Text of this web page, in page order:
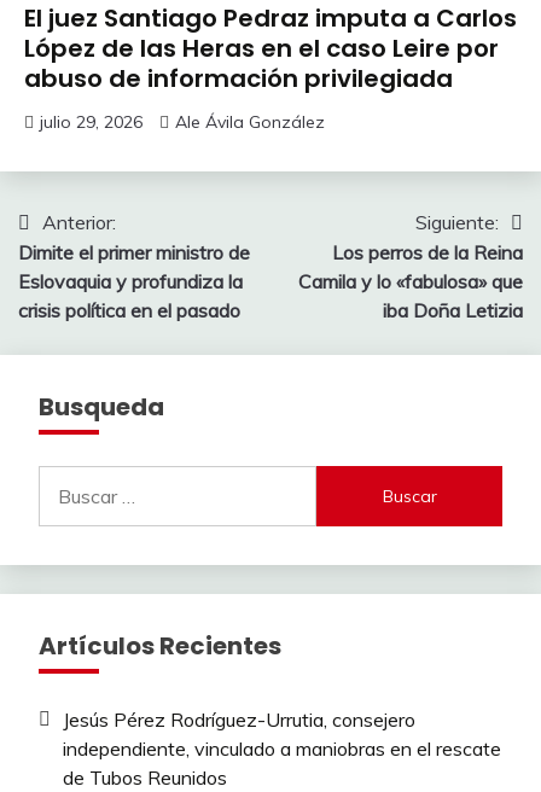
El juez Santiago Pedraz imputa a Carlos
López de las Heras en el caso Leire por
abuso de información privilegiada
julio 29, 2026 Ale Ávila González
Navegación
de
entradas
Anterior:
Dimite el primer ministro de
Eslovaquia y profundiza la
crisis política en el pasado
Siguiente:
Los perros de la Reina
Camila y lo «fabulosa» que
iba Doña Letizia
Busqueda
Artículos Recientes
Jesús Pérez Rodríguez-Urrutia, consejero
independiente, vinculado a maniobras en el rescate
de Tubos Reunidos